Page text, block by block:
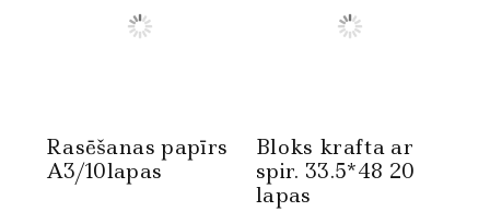
Rasēšanas papīrs
A3/10lapas
Bloks krafta ar
spir. 33.5*48 20
lapas